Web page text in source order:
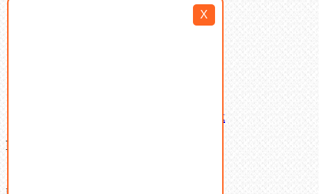
X
Латунный и бронзовый крепеж
Ваша корзина